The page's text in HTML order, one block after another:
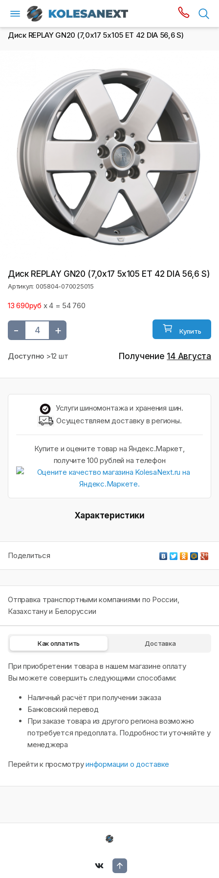
Диск REPLAY GN20 (7,0х17 5x105 ET 42 DIA 56,6 S)
Диск REPLAY GN20 (7,0х17 5x105 ET 42 DIA 56,6 S)
Артикул: 005804-070025015
13 690руб x 4 = 54 760
- + Купить
Доступно >12 шт Получение 14 Августа
Услуги шиномонтажа и хранения шин.
Осуществляем доставку в регионы.
Купите и оцените товар на Яндекс.Маркет,
получите 100 рублей на телефон
Характеристики
Поделиться
Отправка транспортными компаниями по России,
Казахстану и Белоруссии
Как оплатить Доставка
При приобретении товара в нашем магазине оплату
Вы можете совершить следующими способами:
Наличный расчёт при получении заказа
Банковский перевод
При заказе товара из другого региона возможно
потребуется предоплата. Подробности уточняйте у
менеджера
Перейти к просмотруинформации о доставке